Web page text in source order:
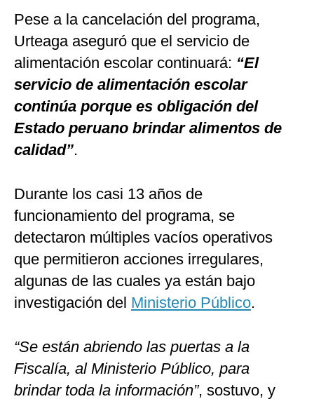
Pese a la cancelación del programa,
Urteaga aseguró que el servicio de
alimentación escolar continuará: “El
servicio de alimentación escolar
continúa porque es obligación del
Estado peruano brindar alimentos de
calidad”.
Durante los casi 13 años de
funcionamiento del programa, se
detectaron múltiples vacíos operativos
que permitieron acciones irregulares,
algunas de las cuales ya están bajo
investigación del Ministerio Público.
“Se están abriendo las puertas a la
Fiscalía, al Ministerio Público, para
brindar toda la información”, sostuvo, y